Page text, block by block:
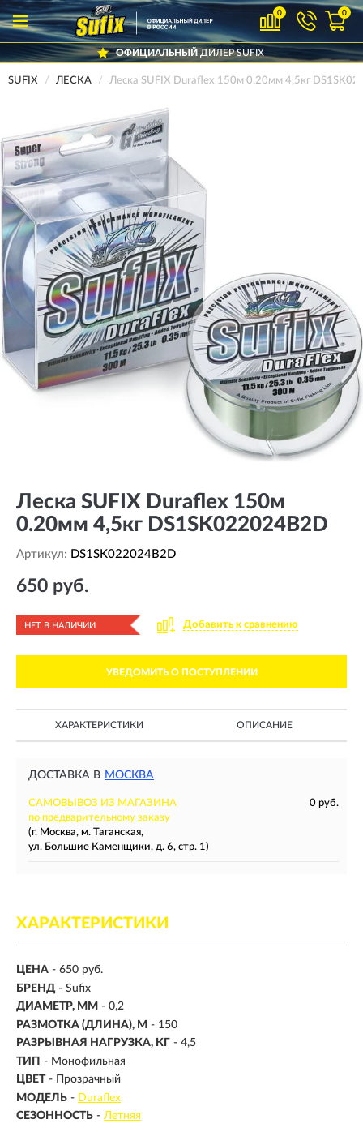
0 0
ОФИЦИАЛЬНЫЙ ДИЛЕР SUFIX
SUFIX ЛЕСКА Леска SUFIX Duraflex 150м 0.20мм 4,5кг
Леска SUFIX Duraflex 150м
0.20мм 4,5кг DS1SK022024B2D
Артикул: DS1SK022024B2D
650 руб.
НЕТ В НАЛИЧИИ Добавить к сравнению
УВЕДОМИТЬ О ПОСТУПЛЕНИИ
ХАРАКТЕРИСТИКИ ОПИСАНИЕ
ДОСТАВКА В МОСКВА
САМОВЫВОЗ ИЗ МАГАЗИНА
0 руб.
по предварительному заказу
(г. Москва, м. Таганская,
ул. Большие Каменщики, д. 6, стр. 1)
ХАРАКТЕРИСТИКИ
ЦЕНА - 650 руб.
БРЕНД - Sufix
ДИАМЕТР, ММ - 0,2
РАЗМОТКА (ДЛИНА), М - 150
РАЗРЫВНАЯ НАГРУЗКА, КГ - 4,5
ТИП - Монофильная
ЦВЕТ - Прозрачный
МОДЕЛЬ - Duraflex
СЕЗОННОСТЬ - Летняя